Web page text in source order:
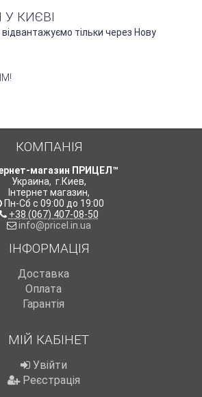
КИЄВІ
відвантажуємо тільки через Нову
КОМПАНІЯ
магазин ПРИЦЕЛ™
Украина, г.Киев,
Інтернет магазин,
Пн-Сб с 09:00 до 19:00
+38 (067) 407-08-50
info@pricel.in.ua
ІНФОРМАЦІЯ
Доставка
Оплата
Гарантія
МІЙ КАБІНЕТ
Увійти
Реєстрація